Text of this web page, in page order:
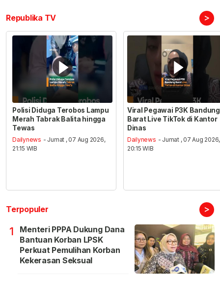
Republika TV >
Polisi Diduga Terobos Lampu
Merah Tabrak Balita hingga
Tewas
Dailynews - Jumat , 07 Aug 2026,
21:15 WIB
Viral Pegawai P3K Bandung
Barat Live TikTok di Kantor
Dinas
Dailynews - Jumat , 07 Aug 2026,
20:15 WIB
Terpopuler >
1
Menteri PPPA Dukung Dana
Bantuan Korban LPSK
Perkuat Pemulihan Korban
Kekerasan Seksual